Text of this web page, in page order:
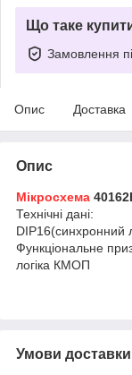
Що таке
Замовлення
Опис Доставка
Опис
Мікросхема
Технічні дані:
DIP16(синхронний
Функціональне
логіка КМОП
Умови доставки